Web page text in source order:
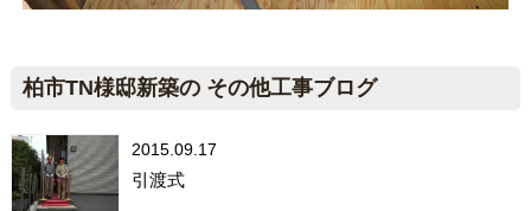
柏市TN様邸新築の その他工事ブログ
2015.09.17
引渡式